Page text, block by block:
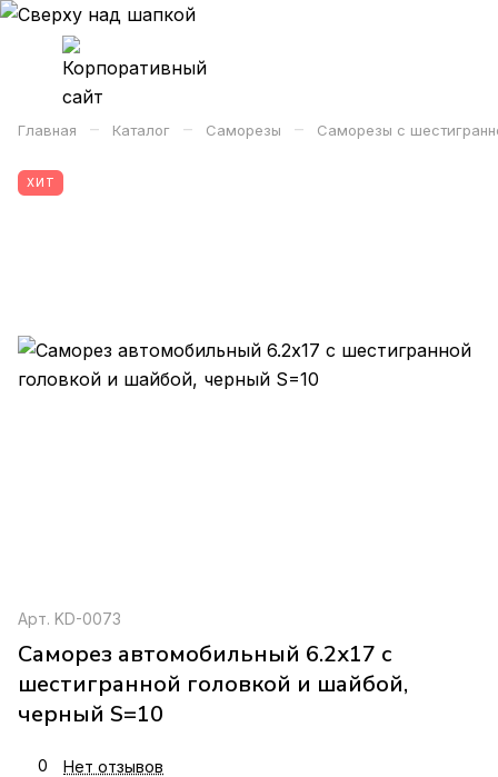
Главная – Каталог – Саморезы – Саморезы с
ХИТ
Арт. KD-0073
Саморез автомобильный 6.2x17 с
шестигранной головкой и шайбой,
черный S=10
0 Нет отзывов